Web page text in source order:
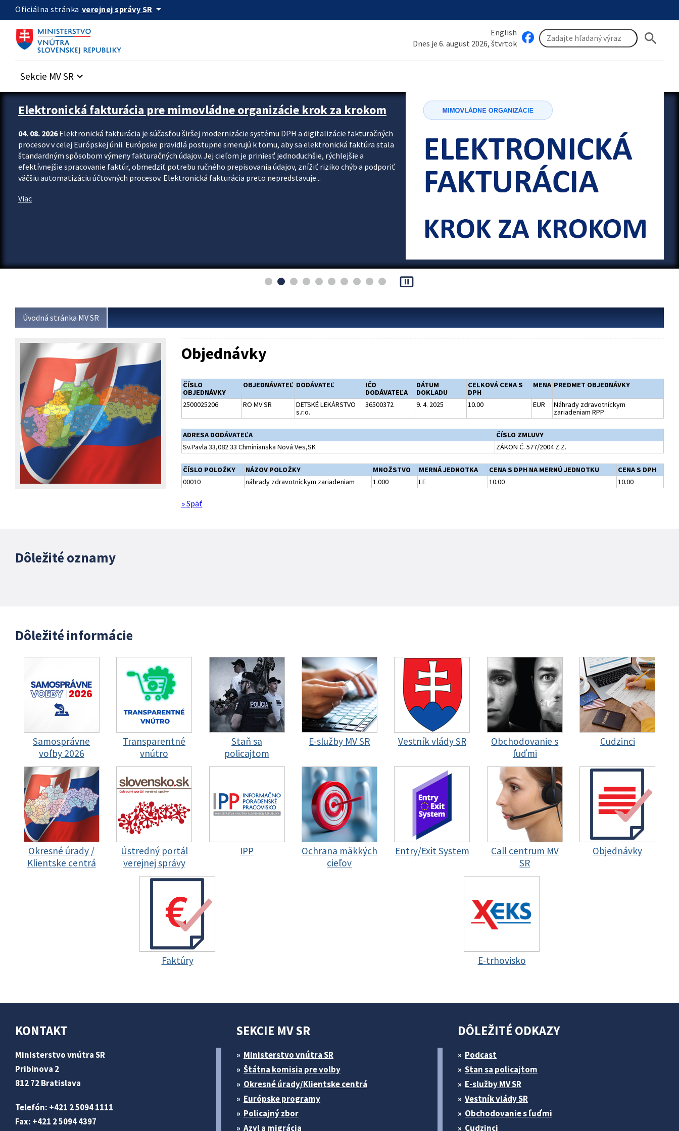
Preskocit na hlavný obsah
Oficiálna stránka verejnej správy SR arrow_drop_down
English
Dnes je 6. august 2026, štvrtok
search
Sekcie MV SR keyboard_arrow_down
Zastavit automatický posun upútavok
Elektronická fakturácia pre mimovládne organizácie krok za krokom
04. 08. 2026Elektronická fakturácia je súčasťou širšej modernizácie systému DPH a digitalizácie fakturačných
procesov v celej Európskej únii. Európske pravidlá postupne smerujú k tomu, aby sa elektronická faktúra stala
štandardným spôsobom výmeny fakturačných údajov. Jej cieľom je priniesť jednoduchšie, rýchlejšie a
efektívnejšie spracovanie faktúr, obmedziť potrebu ručného prepisovania údajov, znížiť riziko chýb a podporiť
väčšiu automatizáciu účtovných procesov. Elektronická fakturácia preto nepredstavuje...
Viac
pause_presentation
Úvodná stránka MV SR
Objednávky
ČÍSLO
OBJEDNÁVKY
OBJEDNÁVATEĽ DODÁVATEĽ
IČO
DODÁVATEĽA
DÁTUM
DOKLADU
CELKOVÁ CENA S
DPH
MENA PREDMET OBJEDNÁVKY
2500025206 RO MV SR
DETSKÉ LEKÁRSTVO
s.r.o.
36500372 9. 4. 2025 10.00 EUR
Náhrady zdravotníckym
zariadeniam RPP
ADRESA DODÁVATEĽA
ČÍSLO ZMLUVY
Sv.Pavla 33,082 33 Chminianska Nová Ves,SK
ZÁKON Č. 577/2004 Z.Z.
ČÍSLO POLOŽKY NÁZOV POLOŽKY MNOŽSTVO MERNÁ JEDNOTKA CENA S DPH NA MERNÚ JEDNOTKU
CENA S DPH
00010
náhrady zdravotníckym zariadeniam 1.000 LE 10.00 10.00
» Späť
Dôležité oznamy
Dôležité informácie
Samosprávne
voľby 2026
Transparentné
vnútro
Staň sa
policajtom
E-služby MV SR Vestník vlády SR
Obchodovanie s
ľuďmi
Cudzinci
Okresné úrady /
Klientske centrá
Ústredný portál
verejnej správy
IPP
Ochrana mäkkých
cieľov
Entry/Exit System
Call centrum MV
SR
Objednávky
Faktúry E-trhovisko
KONTAKT
Ministerstvo vnútra SR
Pribinova 2
812 72 Bratislava
Telefón: +421 2 5094 1111
Fax: +421 2 5094 4397
SEKCIE MV SR
Ministerstvo vnútra SR
Štátna komisia pre volby
Okresné úrady/Klientske centrá
Európske programy
Policajný zbor
Azyl a migrácia
DÔLEŽITÉ ODKAZY
Podcast
Stan sa policajtom
E-služby MV SR
Vestník vlády SR
Obchodovanie s ľuďmi
Cudzinci